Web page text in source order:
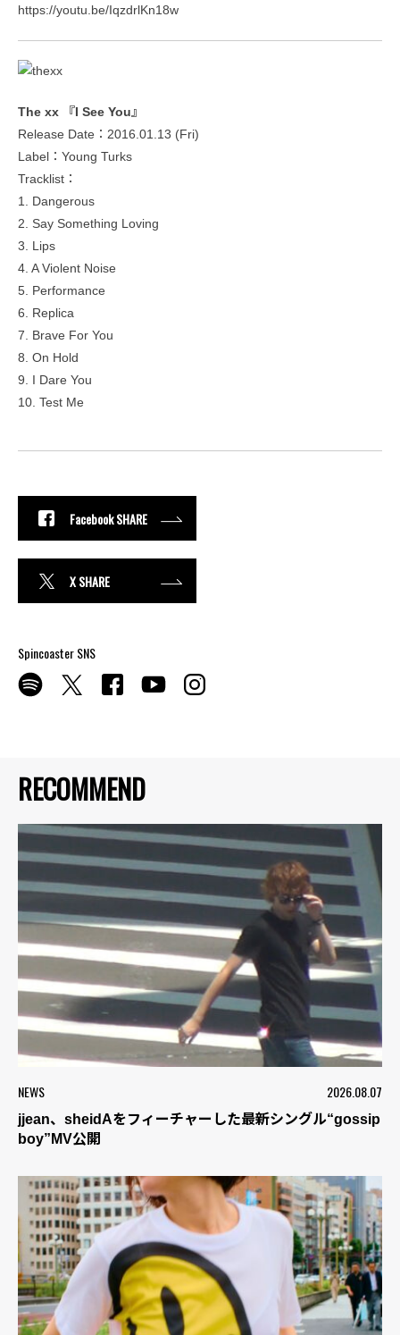
RECOMMEND
NEWS 2026.08.07
jjean、sheidAをフィーチャーした最新シングル“gossip
boy”MV公開
https://youtu.be/IqzdrlKn18w
The xx 『I See You』
Release Date：2016.01.13 (Fri)
Label：Young Turks
Tracklist：
1. Dangerous
2. Say Something Loving
3. Lips
4. A Violent Noise
5. Performance
6. Replica
7. Brave For You
8. On Hold
9. I Dare You
10. Test Me
Facebook SHARE
X SHARE
Spincoaster SNS